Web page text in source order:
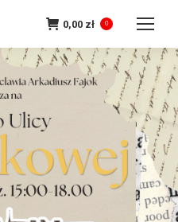
0,00 zł 0